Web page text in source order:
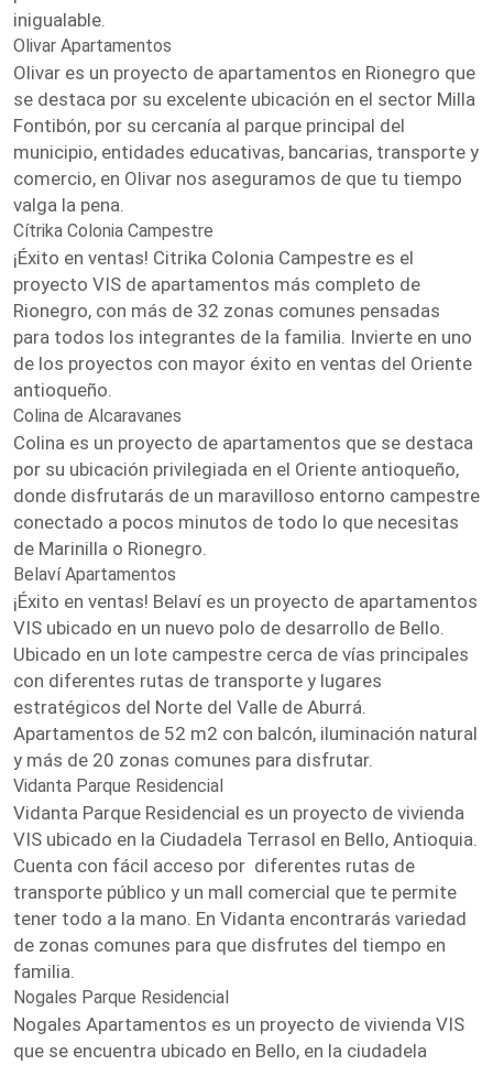
inigualable.
Olivar Apartamentos
Olivar es un proyecto de apartamentos en Rionegro que
se destaca por su excelente ubicación en el sector Milla
Fontibón, por su cercanía al parque principal del
municipio, entidades educativas, bancarias, transporte y
comercio, en Olivar nos aseguramos de que tu tiempo
valga la pena.
Cítrika Colonia Campestre
¡Éxito en ventas! Citrika Colonia Campestre es el
proyecto VIS de apartamentos más completo de
Rionegro, con más de 32 zonas comunes pensadas
para todos los integrantes de la familia. Invierte en uno
de los proyectos con mayor éxito en ventas del Oriente
antioqueño.
Colina de Alcaravanes
Colina es un proyecto de apartamentos que se destaca
por su ubicación privilegiada en el Oriente antioqueño,
donde disfrutarás de un maravilloso entorno campestre
conectado a pocos minutos de todo lo que necesitas
de Marinilla o Rionegro.
Belaví Apartamentos
¡Éxito en ventas! Belaví es un proyecto de apartamentos
VIS ubicado en un nuevo polo de desarrollo de Bello.
Ubicado en un lote campestre cerca de vías principales
con diferentes rutas de transporte y lugares
estratégicos del Norte del Valle de Aburrá.
Apartamentos de 52 m2 con balcón, iluminación natural
y más de 20 zonas comunes para disfrutar.
Vidanta Parque Residencial
Vidanta Parque Residencial es un proyecto de vivienda
VIS ubicado en la Ciudadela Terrasol en Bello, Antioquia.
Cuenta con fácil acceso por diferentes rutas de
transporte público y un mall comercial que te permite
tener todo a la mano. En Vidanta encontrarás variedad
de zonas comunes para que disfrutes del tiempo en
familia.
Nogales Parque Residencial
Nogales Apartamentos es un proyecto de vivienda VIS
que se encuentra ubicado en Bello, en la ciudadela